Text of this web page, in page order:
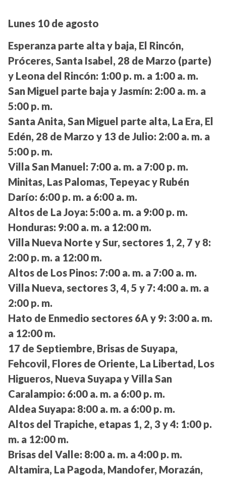
Lunes 10 de agosto
Esperanza parte alta y baja, El Rincón,
Próceres, Santa Isabel, 28 de Marzo (parte)
y Leona del Rincón: 1:00 p. m. a 1:00 a. m.
San Miguel parte baja y Jasmín: 2:00 a. m. a
5:00 p. m.
Santa Anita, San Miguel parte alta, La Era, El
Edén, 28 de Marzo y 13 de Julio: 2:00 a. m. a
5:00 p. m.
Villa San Manuel: 7:00 a. m. a 7:00 p. m.
Minitas, Las Palomas, Tepeyac y Rubén
Darío: 6:00 p. m. a 6:00 a. m.
Altos de La Joya: 5:00 a. m. a 9:00 p. m.
Honduras: 9:00 a. m. a 12:00 m.
Villa Nueva Norte y Sur, sectores 1, 2, 7 y 8:
2:00 p. m. a 12:00 m.
Altos de Los Pinos: 7:00 a. m. a 7:00 a. m.
Villa Nueva, sectores 3, 4, 5 y 7: 4:00 a. m. a
2:00 p. m.
Hato de Enmedio sectores 6A y 9: 3:00 a. m.
a 12:00 m.
17 de Septiembre, Brisas de Suyapa,
Fehcovil, Flores de Oriente, La Libertad, Los
Higueros, Nueva Suyapa y Villa San
Caralampio: 6:00 a. m. a 6:00 p. m.
Aldea Suyapa: 8:00 a. m. a 6:00 p. m.
Altos del Trapiche, etapas 1, 2, 3 y 4: 1:00 p.
m. a 12:00 m.
Brisas del Valle: 8:00 a. m. a 4:00 p. m.
Altamira, La Pagoda, Mandofer, Morazán,